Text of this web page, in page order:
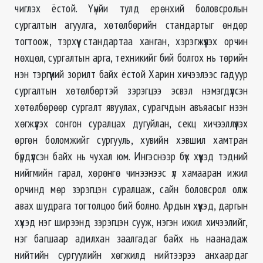
чиглэх ёстой. Үүнйи тулд ерөнхий боловсролын
сургалтын агуулга, хөтөлбөрийн стандартыг өндөр
тогтоож, тэрхүү стандартаа ханган, хэрэгжүүлэх орчин
нөхцөл, сургалтын арга, техникийг бий болгох нь төрийн
нэн тэргүүний зорилт байх ёстой Харин хичээлээс гадуур
сургалтын хөтөлбөртэй зэрэгцээ эсвэл нэмэгдүүлсэн
хөтөлбөрөөр сургалт явуулах, сурагчдын авъяасыг нээн
хөгжүүлэх сонгон суралцах дугуйлан, секц хичээллүүлэх
өргөн боломжийг сургууль, хувийн хэвшил хамтран
бүрдүүлсэн байх нь чухал юм. Ингэснээр бүх хүүхэд тэдний
нийгмийн гарал, хөрөнгө чинээнээс үл хамааран ижил
орчинд мөр зэрэгцэн суралцаж, сайн боловсрол олж
авах шудрага тогтолцоо бий болно. Ардын хүүхэд, даргын
хүүхэд нэг ширээнд зэрэгцэн сууж, нэгэн ижил хичээлийг,
нэг багшаар адилхан заалгадаг байх нь наанадаж
нийтийн сургуулийн хөгжилд нийтээрээ анхаардаг